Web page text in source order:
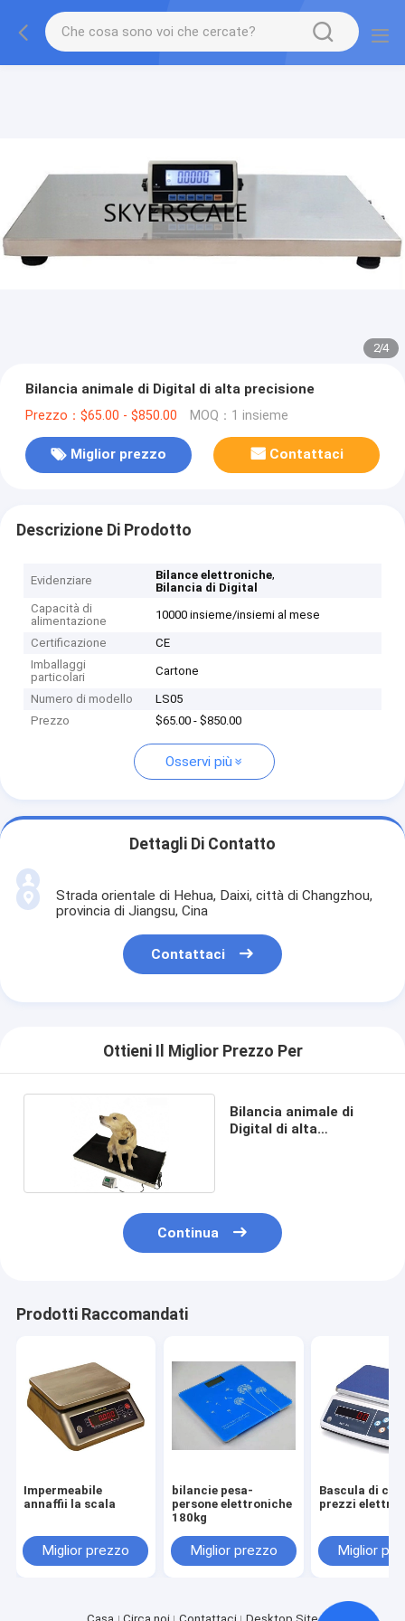
2/4
Bilancia animale di Digital di alta precisione
Prezzo：$65.00 - $850.00 MOQ：1 insieme
Miglior prezzo Contattaci
Descrizione Di Prodotto
Evidenziare Bilance elettroniche,
Bilancia di Digital
Capacità di
alimentazione
10000 insieme/insiemi al mese
Certificazione
CE
Imballaggi
particolari
Cartone
Numero di modello
LS05
Prezzo
$65.00 - $850.00
Osservi più
Dettagli Di Contatto
Strada orientale di Hehua, Daixi, città di Changzhou,
provincia di Jiangsu, Cina
Contattaci
Ottieni Il Miglior Prezzo Per
Bilancia animale di
Digital di alta
Continua
Prodotti Raccomandati
Impermeabile
annaffii la scala
Miglior prezzo
bilancie pesa-
persone elettroniche
180kg
Miglior prezzo
Bascula di
prezzi
Miglior